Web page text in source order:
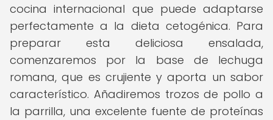
cocina internacional que puede adaptarse
perfectamente a la dieta cetogénica. Para
preparar esta deliciosa ensalada,
comenzaremos por la base de lechuga
romana, que es crujiente y aporta un sabor
característico. Añadiremos trozos de pollo a
la parrilla, una excelente fuente de proteínas